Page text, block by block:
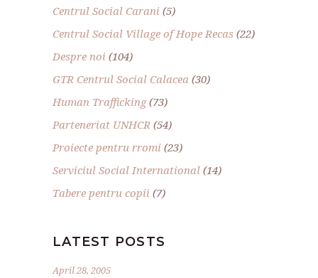
Centrul Social Carani (5)
Centrul Social Village of Hope Recas (22)
Despre noi (104)
GTR Centrul Social Calacea (30)
Human Trafficking(73)
Parteneriat UNHCR (54)
Proiecte pentru rromi (23)
Serviciul Social International (14)
Tabere pentru copii (7)
LATEST POSTS
April 28, 2005